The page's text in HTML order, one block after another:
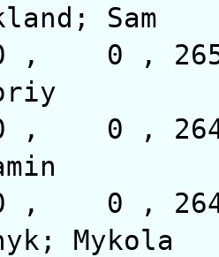
Sam
0 ,
, 0 ,
, 0
Mykola